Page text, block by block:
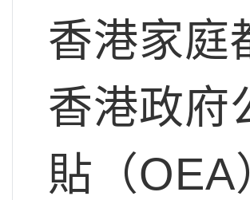
香港家庭
香港政府
貼（